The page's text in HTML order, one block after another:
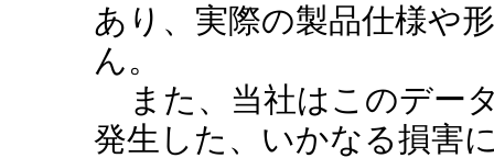
あり、実際の製品仕様や
ん。
また、当社はこのデー
発生した、いかなる損害